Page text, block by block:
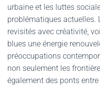
urbaine et les luttes
problématiques actuelles.
revisités avec créativité,
blues une énergie
préoccupations
non seulement les
également des ponts